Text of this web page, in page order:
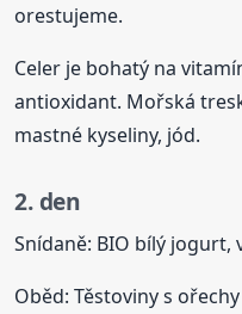
orestujeme.
Celer je bohatý na
antioxidant. Mořská
mastné kyseliny, jód.
2. den
Snídaně: BIO bílý jogurt,
Oběd: Těstoviny s